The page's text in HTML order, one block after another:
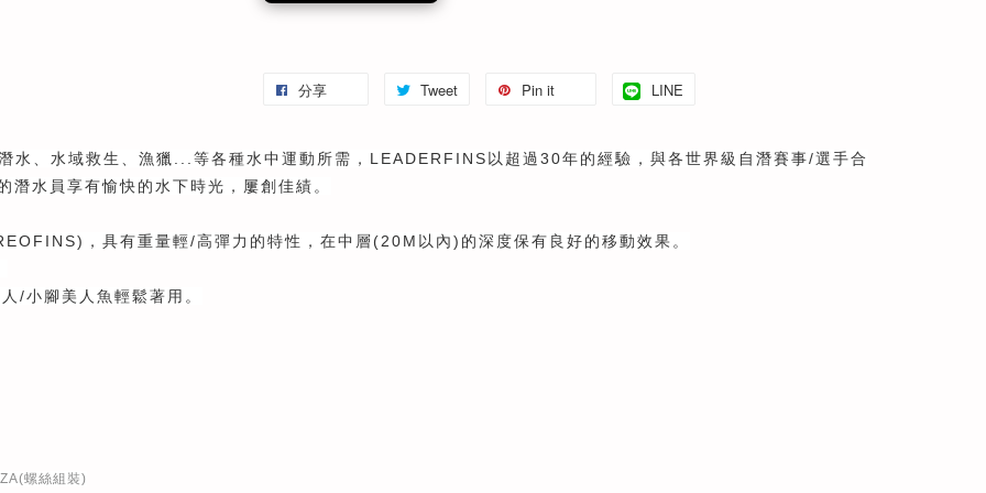
分享 Tweet Pin it LINE
水、水域救生、漁獵...等各種水中運動所需，LEADERFINS以超過30年的經驗，與各世界級自潛賽事/選手合
水員享有愉快的水下時光，屢創佳績。
，具有重量輕/高彈力的特性，在中層(20M以內)的深度保有良好的移動效果。
/小腳美人魚輕鬆著用。
螺絲組裝)